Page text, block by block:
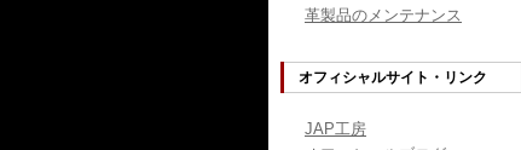
革製品のメンテナンス
オフィシャルサイト・リンク
JAP工房